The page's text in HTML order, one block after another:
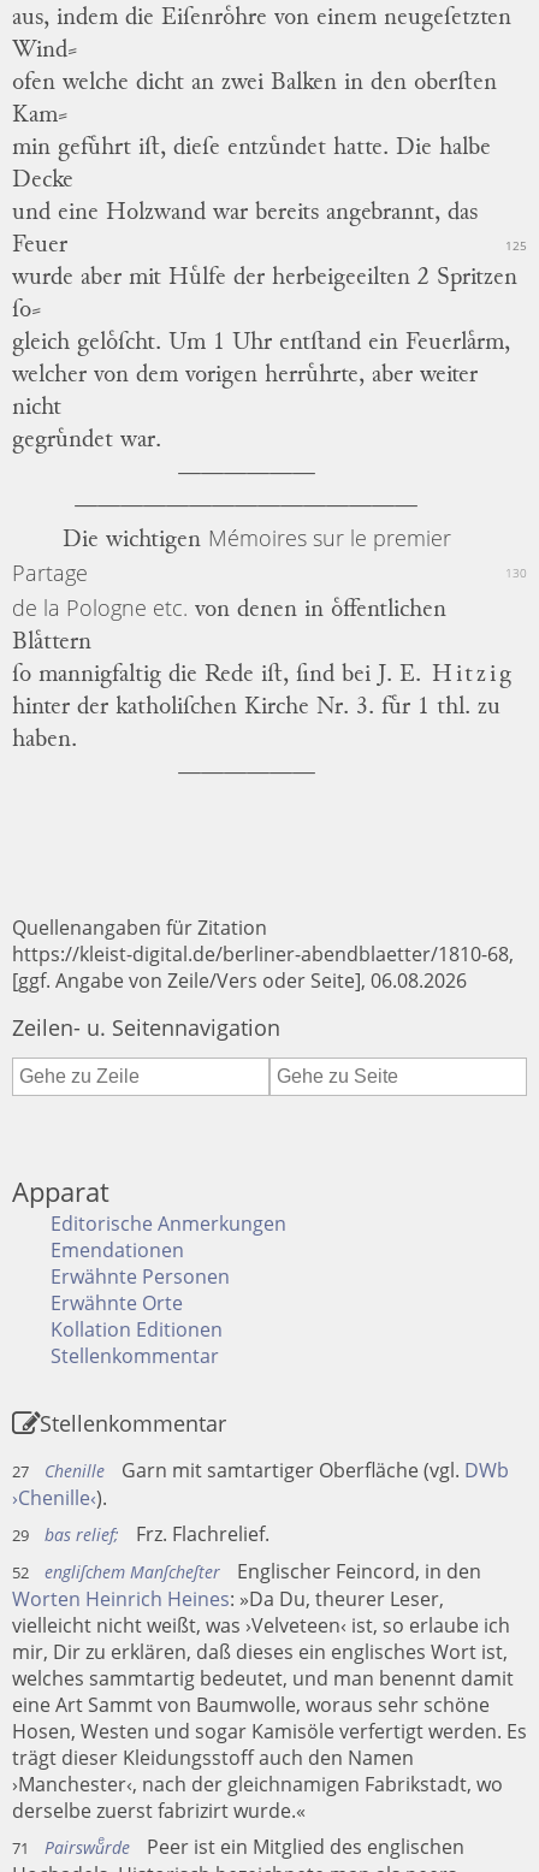
aus, indem die Eiſenroͤhre von einem neugeſetzten
Wind⸗
ofen welche dicht an zwei Balken in den oberſten
Kam⸗
min gefuͤhrt iſt, dieſe entzuͤndet hatte. Die halbe
Decke
und eine Holzwand war bereits angebrannt, das
Feuer
125
wurde aber mit Huͤlfe der herbeigeeilten 2 Spritzen
ſo⸗
gleich geloͤſcht. Um 1 Uhr entſtand ein Feuerlaͤrm,
welcher von dem vorigen herruͤhrte, aber weiter
nicht
gegruͤndet war.
Die wichtigen Mémoires sur le premier
Partage
130
de la Pologne etc. von denen in oͤffentlichen
Blaͤttern
ſo mannigfaltig die Rede iſt, ſind bei J. E. Hitzig
hinter der katholiſchen Kirche Nr. 3. fuͤr 1 thl. zu
haben.
Quellenangaben für Zitation
https://kleist-digital.de/berliner-abendblaetter/1810-68,
[ggf. Angabe von Zeile/Vers oder Seite], 06.08.2026
Zeilen- u. Seitennavigation
Apparat
Editorische Anmerkungen
Emendationen
Erwähnte Personen
Erwähnte Orte
Kollation Editionen
Stellenkommentar
Stellenkommentar
27 Chenille Garn mit samtartiger Oberfläche (vgl. DWb
›Chenille‹).
29 bas relief; Frz. Flachrelief.
52 engliſchem Manſcheſter
Englischer Feincord, in den
Worten Heinrich Heines: »Da Du, theurer Leser,
vielleicht nicht weißt, was ›Velveteen‹ ist, so erlaube ich
mir, Dir zu erklären, daß dieses ein englisches Wort ist,
welches sammtartig bedeutet, und man benennt damit
eine Art Sammt von Baumwolle, woraus sehr schöne
Hosen, Westen und sogar Kamisöle verfertigt werden. Es
trägt dieser Kleidungsstoff auch den Namen
›Manchester‹, nach der gleichnamigen Fabrikstadt, wo
derselbe zuerst fabrizirt wurde.«
71 Pairswuͤrde
Peer ist ein Mitglied des englischen